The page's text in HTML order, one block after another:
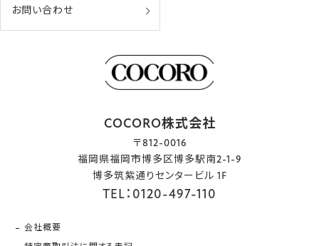
お問い合わせ
COCORO株式会社
〒812-0016
福岡県福岡市博多区博多駅南2-1-9
博多筑紫通りセンタービル 1F
TEL：0120-497-110
会社概要